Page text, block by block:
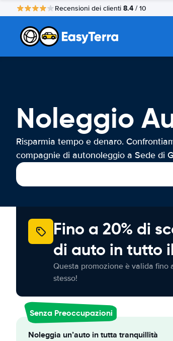
Recensioni dei clienti 8.4 / 10
Noleggio
Risparmia tempo e denaro.
compagnie di autonoleggio a Sede di
Fino a 20% di
di auto in tutto
Questa promozione è valida fino
stesso!
Senza Preoccupazioni
Noleggia un’auto in tutta tranquillità